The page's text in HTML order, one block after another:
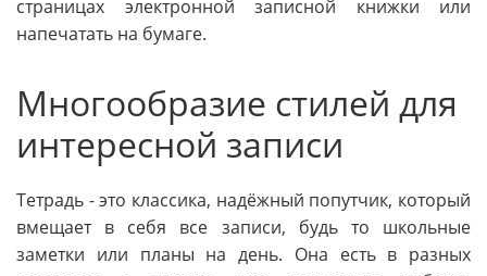
страницах электронной записной книжки или
напечатать на бумаге.
Многообразие стилей для
интересной записи
Тетрадь - это классика, надёжный попутчик, который
вмещает в себя все записи, будь то школьные
заметки или планы на день. Она есть в разных